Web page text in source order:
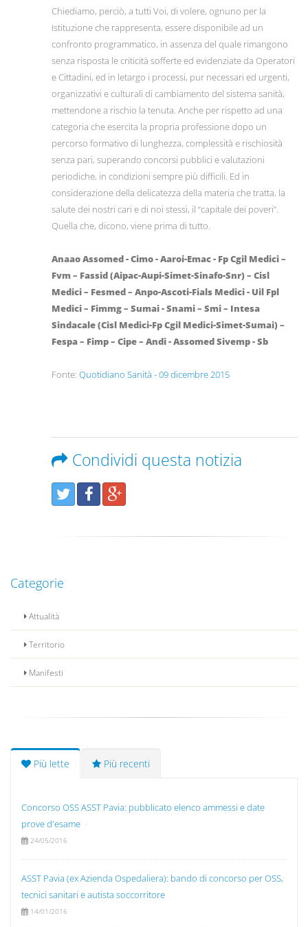
Chiediamo, perciò, a tutti Voi, di volere, ognuno per la
Istituzione che rappresenta, essere disponibile ad un
confronto programmatico, in assenza del quale rimangono
senza risposta le criticità sofferte ed evidenziate da Operatori
e Cittadini, ed in letargo i processi, pur necessari ed urgenti,
organizzativi e culturali di cambiamento del sistema sanità,
mettendone a rischio la tenuta. Anche per rispetto ad una
categoria che esercita la propria professione dopo un
percorso formativo di lunghezza, complessità e rischiosità
senza pari, superando concorsi pubblici e valutazioni
periodiche, in condizioni sempre più difficili. Ed in
considerazione della delicatezza della materia che tratta, la
salute dei nostri cari e di noi stessi, il “capitale dei poveri”.
Quella che, dicono, viene prima di tutto.
Anaao Assomed - Cimo - Aaroi-Emac - Fp Cgil Medici –
Fvm – Fassid (Aipac-Aupi-Simet-Sinafo-Snr) – Cisl
Medici – Fesmed – Anpo-Ascoti-Fials Medici - Uil Fpl
Medici – Fimmg – Sumai - Snami – Smi – Intesa
Sindacale (Cisl Medici-Fp Cgil Medici-Simet-Sumai) –
Fespa – Fimp – Cipe – Andi - Assomed Sivemp - Sb
Fonte: Quotidiano Sanità - 09 dicembre 2015
Condividi questa notizia
Categorie
Attualità
Territorio
Manifesti
Più lette Più recenti
Concorso OSS ASST Pavia: pubblicato elenco ammessi e date
prove d'esame
24/05/2016
ASST Pavia (ex Azienda Ospedaliera): bando di concorso per OSS,
tecnici sanitari e autista soccorritore
14/01/2016